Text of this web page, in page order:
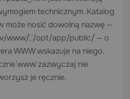
technicznym. Katalog
może nosić dowolną nazwę —
www/`, `/opt/app/public/` — o
WWW wskazuje na niego.
`www` zazwyczaj nie
je ręcznie.